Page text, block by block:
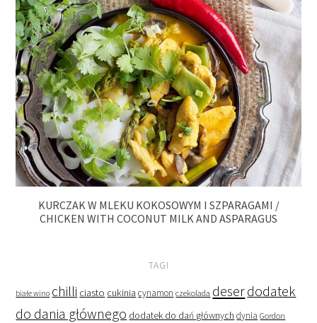
KURCZAK W MLEKU KOKOSOWYM I SZPARAGAMI /
CHICKEN WITH COCONUT MILK AND ASPARAGUS
TAGI
białe wino chilli ciasto cukinia cynamon czekolada deserdodatek
do dania głównego dodatek do dań głównych dynia Gordon